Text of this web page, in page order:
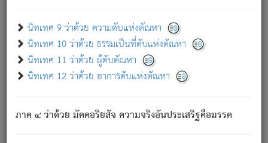
นิทเทศ 9 ว่าด้วย ความดับแห่งตัณหา
นิทเทศ 10 ว่าด้วย ธรรมเป็นที่ดับแห่งตัณหา
นิทเทศ 11 ว่าด้วย ผู้ดับตัณหา
นิทเทศ 12 ว่าด้วย อาการดับแห่งตัณหา
ภาค ๔ ว่าด้วย มัคคอริยสัจ ความจริงอันประเสริฐคือมรรค
- อุ.ขุ. ๒๕/๑๒๑/๘๔.
(ข้อความนี้ เป็นพระพุทธอุทานที่ทรงเปล่งออก ที่โคนต้นโพธิ์
เป็นที่ตรัสรู้ เมื่อตรัสรู้แล้วได้ 7 วัน)